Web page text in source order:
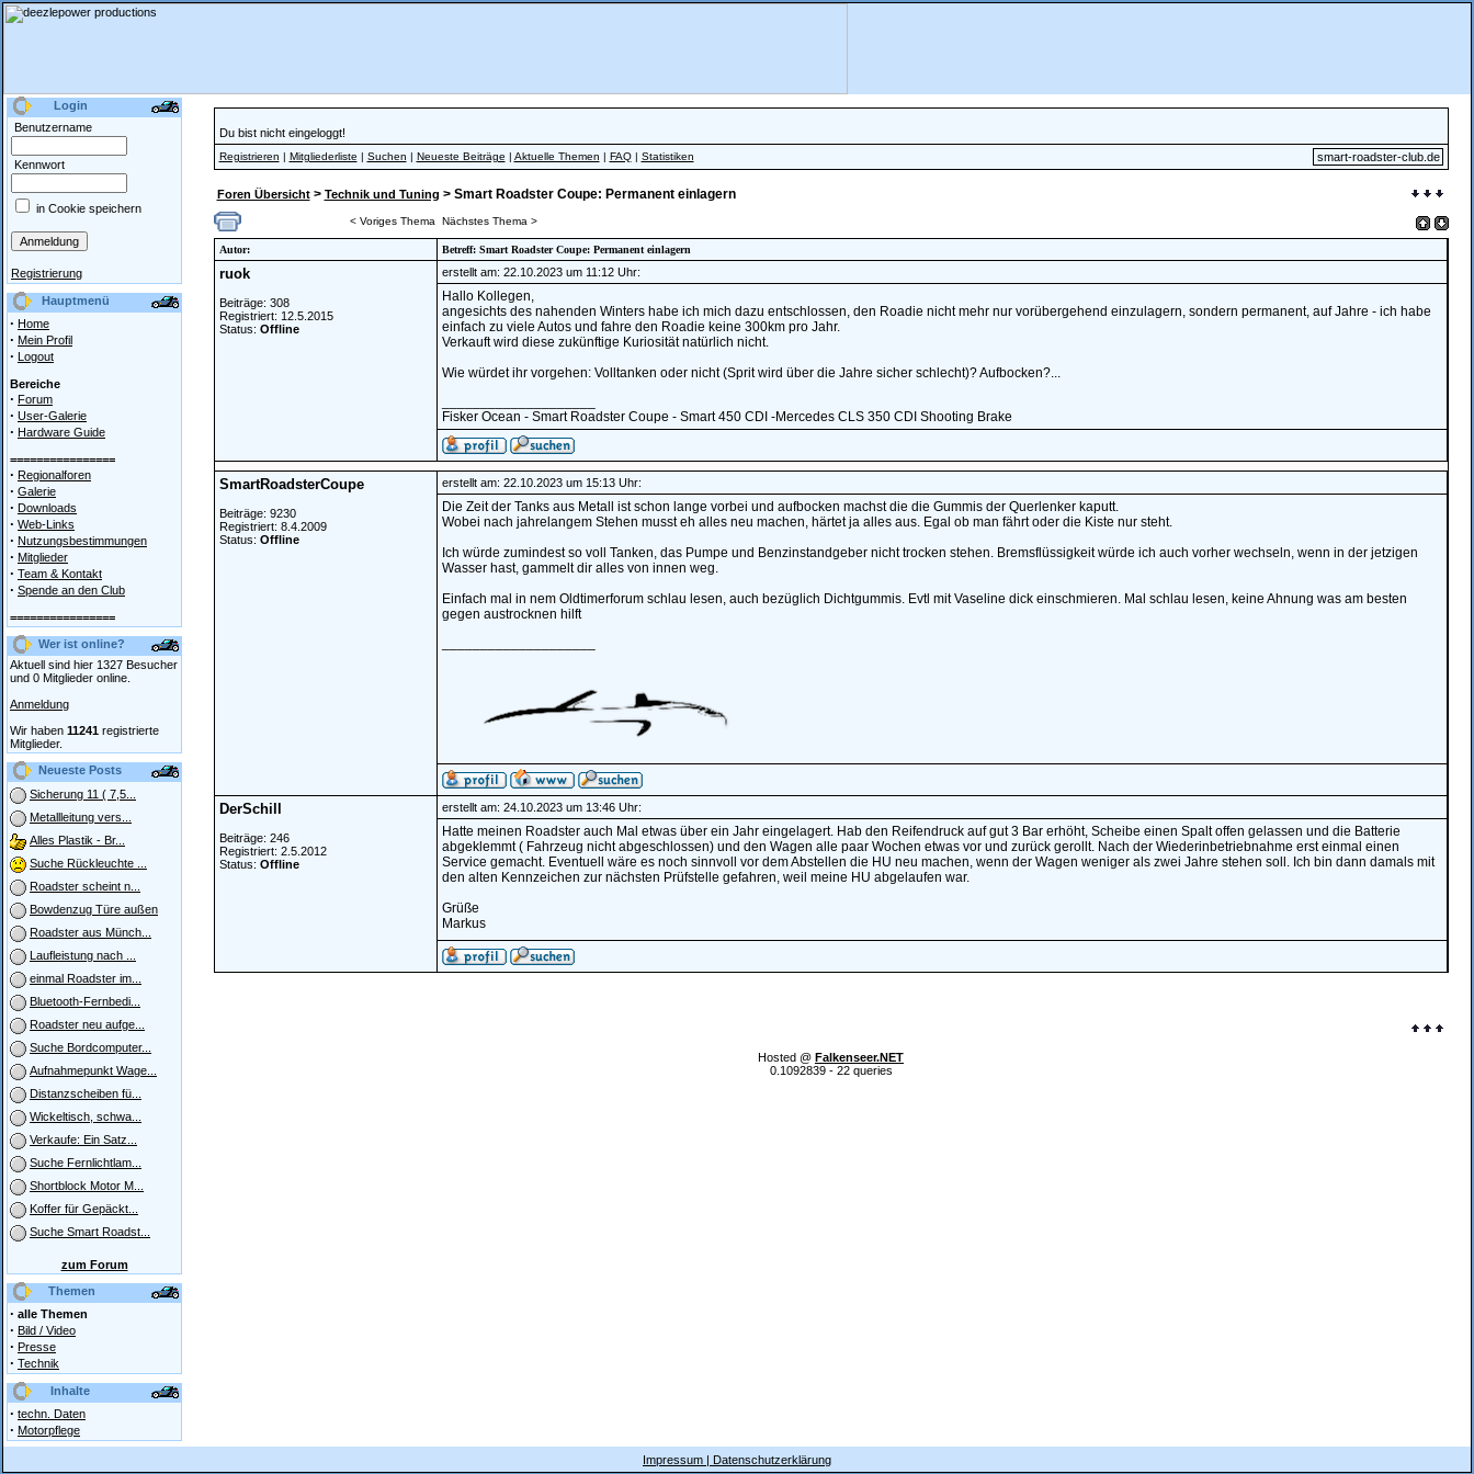
Login
Benutzername
Kennwort
in Cookie speichern
Registrierung
Hauptmenü
· Home
· Mein Profil
· Logout
Bereiche
· Forum
· User-Galerie
· Hardware Guide
================
· Regionalforen
· Galerie
· Downloads
· Web-Links
· Nutzungsbestimmungen
· Mitglieder
· Team & Kontakt
· Spende an den Club
================
Wer ist online?
Aktuell sind hier 1327 Besucher
und 0 Mitglieder online.
Anmeldung
Wir haben 11241 registrierte
Mitglieder.
Neueste Posts
Sicherung 11 ( 7,5...
Metallleitung vers...
Alles Plastik - Br...
Suche Rückleuchte ...
Roadster scheint n...
Bowdenzug Türe außen
Roadster aus Münch...
Laufleistung nach ...
einmal Roadster im...
Bluetooth-Fernbedi...
Roadster neu aufge...
Suche Bordcomputer...
Aufnahmepunkt Wage...
Distanzscheiben fü...
Wickeltisch, schwa...
Verkaufe: Ein Satz...
Suche Fernlichtlam...
Shortblock Motor M...
Koffer für Gepäckt...
Suche Smart Roadst...
zum Forum
Themen
· alle Themen
· Bild / Video
· Presse
· Technik
Inhalte
· techn. Daten
· Motorpflege
Du bist nicht eingeloggt!
Registrieren | Mitgliederliste | Suchen | Neueste Beiträge | Aktuelle Themen | FAQ| Statistiken smart-roadster-club.de
Foren Übersicht> Technik und Tuning > Smart Roadster Coupe: Permanent einlagern
< Voriges Thema Nächstes Thema >
Autor: Betreff: Smart Roadster Coupe: Permanent einlagern
ruok
Beiträge: 308
Registriert: 12.5.2015
Status: Offline
erstellt am: 22.10.2023 um 11:12 Uhr:
Hallo Kollegen,
angesichts des nahenden Winters habe ich mich dazu entschlossen, den Roadie nicht mehr nur vorübergehend einzulagern, sondern permanent, auf Jahre - ich habe
einfach zu viele Autos und fahre den Roadie keine 300km pro Jahr.
Verkauft wird diese zukünftige Kuriosität natürlich nicht.
Wie würdet ihr vorgehen: Volltanken oder nicht (Sprit wird über die Jahre sicher schlecht)? Aufbocken?...
Fisker Ocean - Smart Roadster Coupe - Smart 450 CDI -Mercedes CLS 350 CDI Shooting Brake
SmartRoadsterCoupe
Beiträge: 9230
Registriert: 8.4.2009
Status: Offline
erstellt am: 22.10.2023 um 15:13 Uhr:
Die Zeit der Tanks aus Metall ist schon lange vorbei und aufbocken machst die die Gummis der Querlenker kaputt.
Wobei nach jahrelangem Stehen musst eh alles neu machen, härtet ja alles aus. Egal ob man fährt oder die Kiste nur steht.
Ich würde zumindest so voll Tanken, das Pumpe und Benzinstandgeber nicht trocken stehen. Bremsflüssigkeit würde ich auch vorher wechseln, wenn in der jetzigen
Wasser hast, gammelt dir alles von innen weg.
Einfach mal in nem Oldtimerforum schlau lesen, auch bezüglich Dichtgummis. Evtl mit Vaseline dick einschmieren. Mal schlau lesen, keine Ahnung was am besten
gegen austrocknen hilft
DerSchill
Beiträge: 246
Registriert: 2.5.2012
Status: Offline
erstellt am: 24.10.2023 um 13:46 Uhr:
Hatte meinen Roadster auch Mal etwas über ein Jahr eingelagert. Hab den Reifendruck auf gut 3 Bar erhöht, Scheibe einen Spalt offen gelassen und die Batterie
abgeklemmt ( Fahrzeug nicht abgeschlossen) und den Wagen alle paar Wochen etwas vor und zurück gerollt. Nach der Wiederinbetriebnahme erst einmal einen
Service gemacht. Eventuell wäre es noch sinnvoll vor dem Abstellen die HU neu machen, wenn der Wagen weniger als zwei Jahre stehen soll. Ich bin dann damals mit
den alten Kennzeichen zur nächsten Prüfstelle gefahren, weil meine HU abgelaufen war.
Grüße
Markus
Hosted @ Falkenseer.NET
0.1092839 - 22 queries
Impressum | Datenschutzerklärung